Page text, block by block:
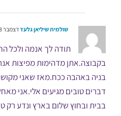
שולמית שיליאן גלעדדצמבר 28, 2015 , 4:49 pm
תודה לך אנמה ולכל
בקבוצה.אתן מדהימות מפיצות
בניה באהבה ככח.מאז שאני
דברים טובים מגיעים אלי.אני
בבית ובחוץ שלום בארץ ונדע רק